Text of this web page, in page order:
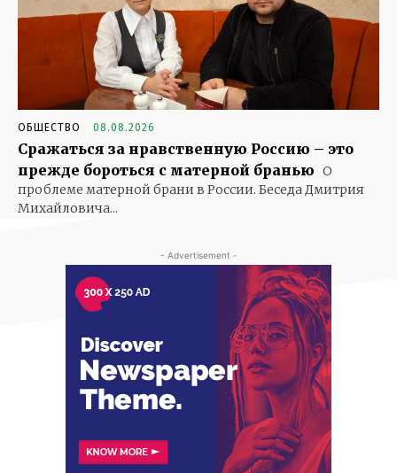
ОБЩЕСТВО 08.08.2026
Сражаться за нравственную Россию – это
прежде бороться с матерной бранью О
проблеме матерной брани в России. Беседа Дмитрия
Михайловича...
- Advertisement -